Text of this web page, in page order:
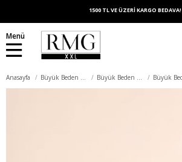
1500 TL VE ÜZERİ KARGO BEDAVA!
Menü
Anasayfa Büyük Beden Dış Giyim Büyük Beden Mont